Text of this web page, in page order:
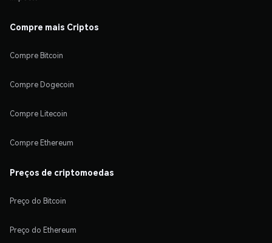
Compre mais Criptos
Compre Bitcoin
Compre Dogecoin
Compre Litecoin
Compre Ethereum
Preços de criptomoedas
Preço do Bitcoin
Preço do Ethereum